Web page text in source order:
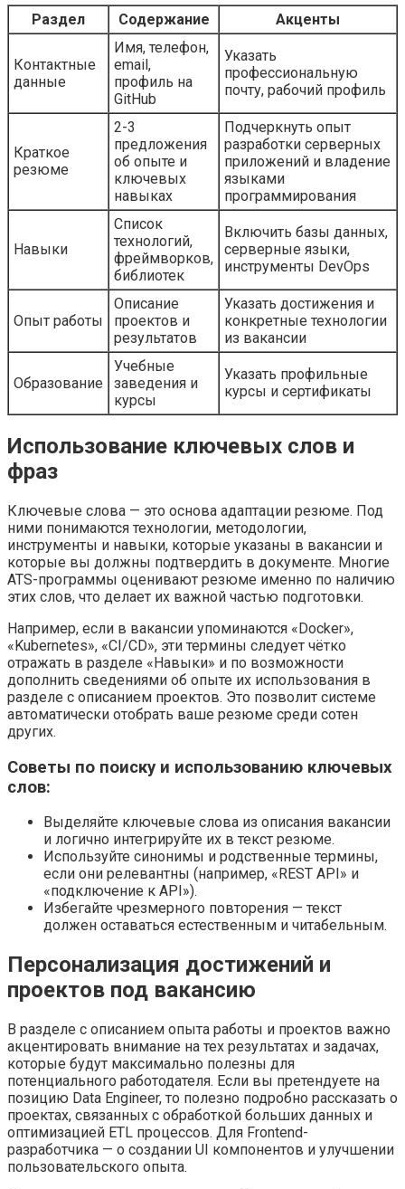
Раздел Содержание Акценты
Контактные
данные
Имя, телефон,
email,
профиль на
GitHub
Указать
профессиональную
почту, рабочий профиль
Краткое
резюме
2-3
предложения
об опыте и
ключевых
навыках
Подчеркнуть опыт
разработки серверных
приложений и владение
языками
программирования
Навыки
Список
технологий,
фреймворков,
библиотек
Включить базы данных,
серверные языки,
инструменты DevOps
Опыт работы
Описание
проектов и
результатов
Указать достижения и
конкретные технологии
из вакансии
Образование
Учебные
заведения и
курсы
Указать профильные
курсы и сертификаты
Использование ключевых слов и
фраз
Ключевые слова — это основа адаптации резюме. Под
ними понимаются технологии, методологии,
инструменты и навыки, которые указаны в вакансии и
которые вы должны подтвердить в документе. Многие
ATS-программы оценивают резюме именно по наличию
этих слов, что делает их важной частью подготовки.
Например, если в вакансии упоминаются «Docker»,
«Kubernetes», «CI/CD», эти термины следует чётко
отражать в разделе «Навыки» и по возможности
дополнить сведениями об опыте их использования в
разделе с описанием проектов. Это позволит системе
автоматически отобрать ваше резюме среди сотен
других.
Советы по поиску и использованию ключевых
слов:
Выделяйте ключевые слова из описания вакансии
и логично интегрируйте их в текст резюме.
Используйте синонимы и родственные термины,
если они релевантны (например, «REST API» и
«подключение к API»).
Избегайте чрезмерного повторения — текст
должен оставаться естественным и читабельным.
Персонализация достижений и
проектов под вакансию
В разделе с описанием опыта работы и проектов важно
акцентировать внимание на тех результатах и задачах,
которые будут максимально полезны для
потенциального работодателя. Если вы претендуете на
позицию Data Engineer, то полезно подробно рассказать о
проектах, связанных с обработкой больших данных и
оптимизацией ETL процессов. Для Frontend-
разработчика — о создании UI компонентов и улучшении
пользовательского опыта.